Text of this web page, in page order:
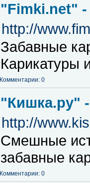
"Fimki.net" -
http://
Забавные
Карикатуры
Комментарии: 0
"Кишка.ру"
http://
Смешные
забавные
Комментарии: 0